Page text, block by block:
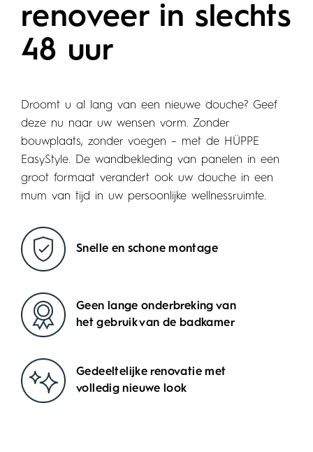
renoveer in slechts
48 uur
Droomt u al lang van een nieuwe douche? Geef
deze nu naar uw wensen vorm. Zonder
bouwplaats, zonder voegen – met de HÜPPE
EasyStyle. De wandbekleding van panelen in een
groot formaat verandert ook uw douche in een
mum van tijd in uw persoonlijke wellnessruimte.
Snelle en schone montage
Geen lange onderbreking van
het gebruik van de badkamer
Gedeeltelijke renovatie met
volledig nieuwe look